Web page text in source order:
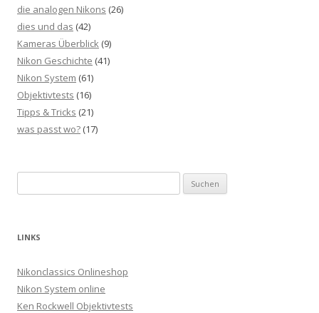
die analogen Nikons (26)
dies und das (42)
Kameras Überblick (9)
Nikon Geschichte (41)
Nikon System (61)
Objektivtests (16)
Tipps & Tricks (21)
was passt wo? (17)
nach:
LINKS
Nikonclassics Onlineshop
Nikon System online
Ken Rockwell Objektivtests